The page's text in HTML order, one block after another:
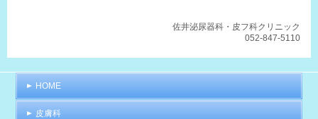
佐井泌尿器科・皮フ科クリニック
052-847-5110
HOME
皮膚科